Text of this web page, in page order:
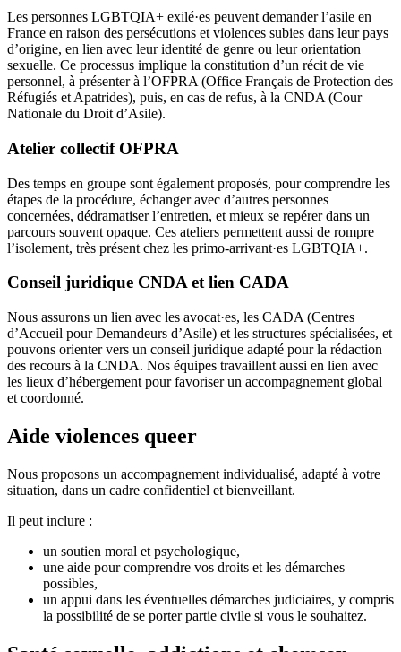
Les personnes LGBTQIA+ exilé·es peuvent demander l’asile en
France en raison des persécutions et violences subies dans leur pays
d’origine, en lien avec leur identité de genre ou leur orientation
sexuelle. Ce processus implique la constitution d’un récit de vie
personnel, à présenter à l’OFPRA (Office Français de Protection des
Réfugiés et Apatrides), puis, en cas de refus, à la CNDA (Cour
Nationale du Droit d’Asile).
Atelier collectif OFPRA
Des temps en groupe sont également proposés, pour comprendre les
étapes de la procédure, échanger avec d’autres personnes
concernées, dédramatiser l’entretien, et mieux se repérer dans un
parcours souvent opaque. Ces ateliers permettent aussi de rompre
l’isolement, très présent chez les primo-arrivant·es LGBTQIA+.
Conseil juridique CNDA et lien CADA
Nous assurons un lien avec les avocat·es, les CADA (Centres
d’Accueil pour Demandeurs d’Asile) et les structures spécialisées, et
pouvons orienter vers un conseil juridique adapté pour la rédaction
des recours à la CNDA. Nos équipes travaillent aussi en lien avec
les lieux d’hébergement pour favoriser un accompagnement global
et coordonné.
Aide violences queer
Nous proposons un accompagnement individualisé, adapté à votre
situation, dans un cadre confidentiel et bienveillant.
Il peut inclure :
un soutien moral et psychologique,
une aide pour comprendre vos droits et les démarches
possibles,
un appui dans les éventuelles démarches judiciaires, y compris
la possibilité de se porter partie civile si vous le souhaitez.